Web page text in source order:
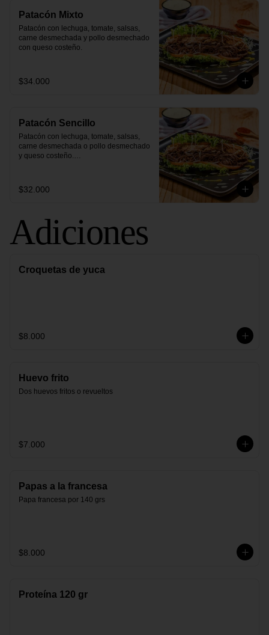
Patacón Mixto
Patacón con lechuga, tomate, salsas,
carne desmechada y pollo desmechado
con queso costeño.
$34.000
Patacón Sencillo
Patacón con lechuga, tomate, salsas,
carne desmechada o pollo desmechado
y queso costeño.
$32.000
Adiciones
Croquetas de yuca
$8.000
Huevo frito
Dos huevos fritos o revueltos
$7.000
Papas a la francesa
Papa francesa por 140 grs
$8.000
Proteína 120 gr